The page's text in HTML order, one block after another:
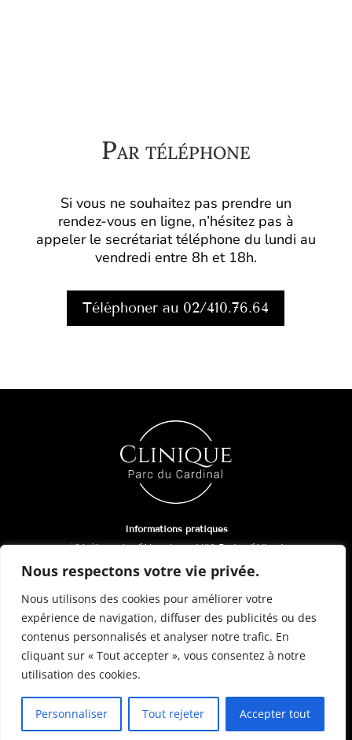
Nous respectons votre vie privée.
Nous utilisons des cookies pour améliorer votre
expérience de navigation, diffuser des publicités ou des
contenus personnalisés et analyser notre trafic. En
cliquant sur « Tout accepter », vous consentez à notre
utilisation des cookies.
Personnaliser Tout rejeter Accepter tout
Par téléphone
Si vous ne souhaitez pas prendre un
rendez-vous en ligne, n’hésitez pas à
appeler le secrétariat téléphone du lundi au
vendredi entre 8h et 18h.
Téléphoner au 02/410.76.64
Informations pratiques
804 Chaussée d’Alsemberg, 1420 Braine l’Alleud
02/410.76.64
© Clinique Parc du Cardinal 2024 | Thème WordPress :
confidentialité & Cookies